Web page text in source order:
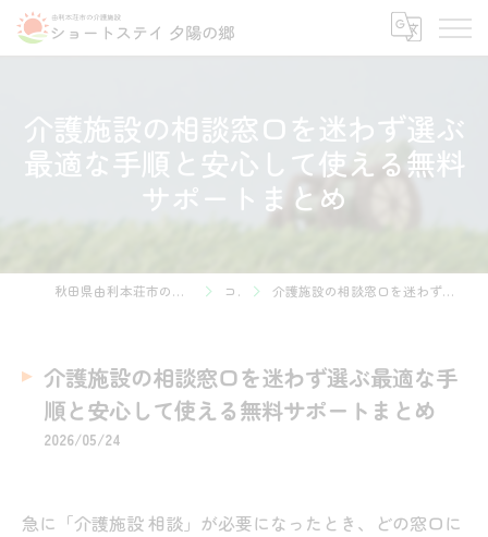
介護施設の相談窓口を迷わず選ぶ
最適な手順と安心して使える無料
サポートまとめ
秋田県由利本荘市の介護施設ならショートステイ 夕陽の郷 コラム 介護施設の相談窓口を迷わず選ぶ最適な手順と安心して使える無料サポートまとめ
介護施設の相談窓口を迷わず選ぶ最適な手
順と安心して使える無料サポートまとめ
2026/05/24
急に「介護施設 相談」が必要になったとき、どの窓口に